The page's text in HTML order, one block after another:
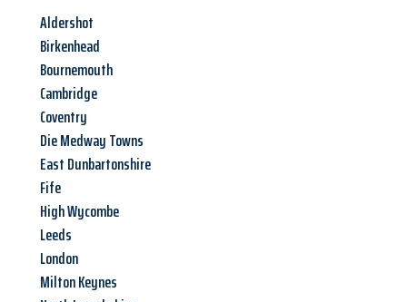
Aldershot
Birkenhead
Bournemouth
Cambridge
Coventry
Die Medway Towns
East Dunbartonshire
Fife
High Wycombe
Leeds
London
Milton Keynes